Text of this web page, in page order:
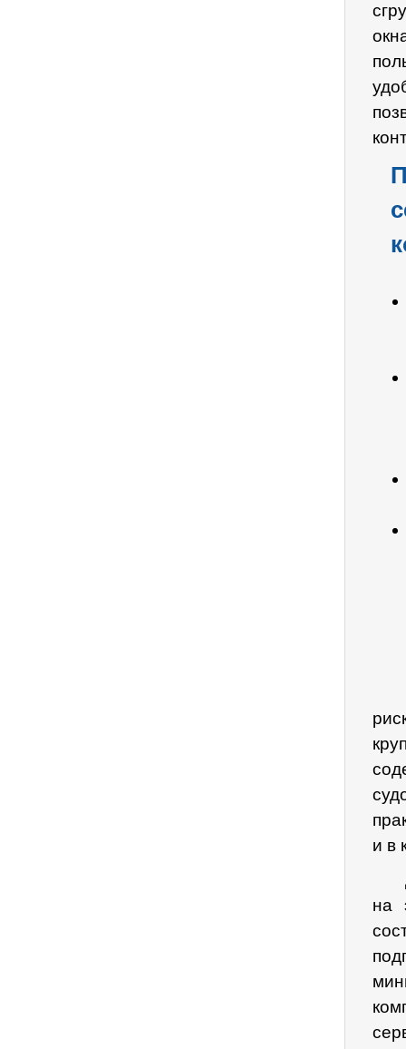
и в
на